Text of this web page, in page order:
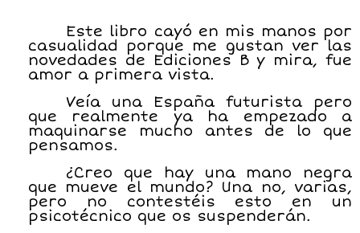
Este libro cayó en mis manos por
casualidad porque me gustan ver las
novedades de Ediciones B y mira, fue
amor a primera vista.
Veía una España futurista pero
que realmente ya ha empezado a
maquinarse mucho antes de lo que
pensamos.
¿Creo que hay una mano negra
que mueve el mundo? Una no, varias,
pero no contestéis esto en un
psicotécnico que os suspenderán.